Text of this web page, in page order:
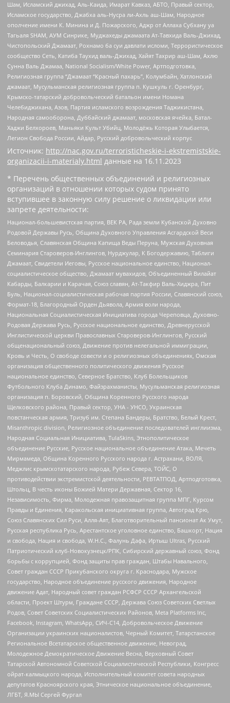
Шам, Исламский джихад, Аль-Каида, Имарат Кавказ, АБТО, Правый сектор,
Исламское государство, Джабха аль-Нусра ли-Ахль аш-Шам, Народное
ополчение имени К. Минина и Д. Пожарского, Аджр от Аллаха Субхану уа
Тагьаля SHAM, АУМ Синрике, Муджахеды джамаата Ат-Тавхида Валь-Джихад,
Чистопольский Джамаат, Рохнамо ба суи давлати исломи, Террористическое
сообщество Сеть, Катиба Таухид валь-Джихад, Хайят Тахрир аш-Шам, Ахлю
Сунна Валь Джамаа, National Socialism/White Power, Артподготовка,
Религиозная группа “Джамаат “Красный пахарь”, Колумбайн, Хатлонский
джамаат, Мусульманская религиозная группа п. Кушкуль г. Оренбург,
Крымско-татарский добровольческий батальон имени Номана
Челебиджихана, Азов, Партия исламского возрождения Таджикистана,
Народная самооборона, Дуббайский джамаат, московская ячейка, Батал-
Хаджи Белхороев, Маньяки Культ Убийц, Молодёжь Которая Улыбается,
Легион Свобода России, Айдар, Русский добровольческий корпус
Источник: http://nac.gov.ru/terroristicheskie-i-ekstremistskie-
organizacii-i-materialy.html данные на 16.11.2023
* Перечень общественных объединений и религиозных
организаций в отношении которых судом принято
вступившее в законную силу решение о ликвидации или
запрете деятельности:
Национал-большевистская партия, ВЕК РА, Рада земли Кубанской Духовно
Родовой Державы Русь, Община Духовного Управления Асгардской Веси
Беловодья, Славянская Община Капища Веды Перуна, Мужская Духовная
Семинария Староверов-Инглингов, Нурджулар, К Богодержавию, Таблиги
Джамаат, Свидетели Иеговы, Русское национальное единство, Национал-
социалистическое общество, Джамаат мувахидов, Объединенный Вилайат
Кабарды, Балкарии и Карачая, Союз славян, Ат-Такфир Валь-Хиджра, Пит
Буль, Национал-социалистическая рабочая партия России, Славянский союз,
Формат-18, Благородный Орден Дьявола, Армия воли народа,
Национальная Социалистическая Инициатива города Череповца, Духовно-
Родовая Держава Русь, Русское национальное единство, Древнерусской
Инглистической церкви Православных Староверов-Инглингов, Русский
общенациональный союз, Движение против нелегальной иммиграции,
Кровь и Честь, О свободе совести и о религиозных объединениях, Омская
организация общественного политического движения Русское
национальное единство, Северное Братство, Клуб Болельщиков
Футбольного Клуба Динамо, Файзрахманисты, Мусульманская религиозная
организация п. Боровский, Община Коренного Русского народа
Щелковского района, Правый сектор, УНА - УНСО, Украинская
повстанческая армия, Тризуб им. Степана Бандеры, Братство, Белый Крест,
Misanthropic division, Религиозное объединение последователей инглиизма,
Народная Социальная Инициатива, TulaSkins, Этнополитическое
объединение Русские, Русское национальное объединение Атака, Мечеть
Мирмамеда, Община Коренного Русского народа г. Астрахани, ВОЛЯ,
Меджлис крымскотатарского народа, Рубеж Севера, ТОЙС, О
противодействии экстремистской деятельности, РЕВТАТПОД, Артподготовка,
Штольц, В честь иконы Божией Матери Державная, Сектор 16,
Независимость, Фирма, Молодежная правозащитная группа МПГ, Курсом
Правды и Единения, Каракольская инициативная группа, Автоград Крю,
Союз Славянских Сил Руси, Алля-Аят, Благотворительный пансионат Ак Умут,
Русская республика Русь, Арестантское уголовное единство, Башкорт, Нация
и свобода, Нация и свобода, W.H.С., Фалунь Дафа, Иртыш Ultras, Русский
Патриотический клуб-Новокузнецк/РПК, Сибирский державный союз, Фонд
борьбы с коррупцией, Фонд защиты прав граждан, Штабы Навального,
Совет граждан СССР Прикубанского округа г. Краснодара, Мужское
государство, Народное объединение русского движения, Народное
движение Адат, Народный совет граждан РСФСР СССР Архангельской
области, Проект Штурм, Граждане СССР, Держава Союз Советских Светлых
Родов, Совет Советских Социалистических Районов, Meta Platforms Inc,
Facebook, Instagram, WhatsApp, СИЧ-С14, Добровольческое Движение
Организации украинских националистов, Черный Комитет, Татарстанское
Региональное Всетатарское общественное движение, Невоград,
Молодежное Демократическое Движение Весна, Верховный Совет
Татарской Автономной Советской Социалистической Республики, Конгресс
ойрат-калмыцкого народа, Исполнительный комитет совета народных
депутатов Красноярского края, Этническое национальное объединение,
ЛГБТ, Я.МЫ Сергей Фургал